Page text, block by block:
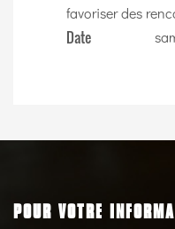
favoriser des
Date
POUR VOTRE